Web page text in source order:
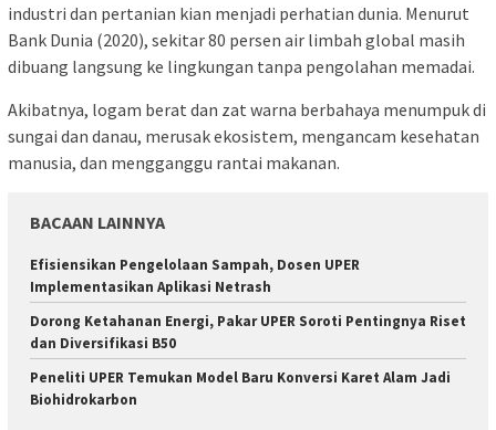
industri dan pertanian kian menjadi perhatian dunia. Menurut
Bank Dunia (2020), sekitar 80 persen air limbah global masih
dibuang langsung ke lingkungan tanpa pengolahan memadai.
Akibatnya, logam berat dan zat warna berbahaya menumpuk di
sungai dan danau, merusak ekosistem, mengancam kesehatan
manusia, dan mengganggu rantai makanan.
BACAAN LAINNYA
Efisiensikan Pengelolaan Sampah, Dosen UPER
Implementasikan Aplikasi Netrash
Dorong Ketahanan Energi, Pakar UPER Soroti Pentingnya Riset
dan Diversifikasi B50
Peneliti UPER Temukan Model Baru Konversi Karet Alam Jadi
Biohidrokarbon